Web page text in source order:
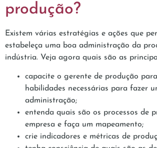
produção?
Existem várias estratégias e ações que
estabeleça uma boa administração da
indústria. Veja agora quais são as
capacite o gerente de produção
habilidades necessárias para fazer
administração;
entenda quais são os processos de
empresa e faça um mapeamento;
crie indicadores e métricas de